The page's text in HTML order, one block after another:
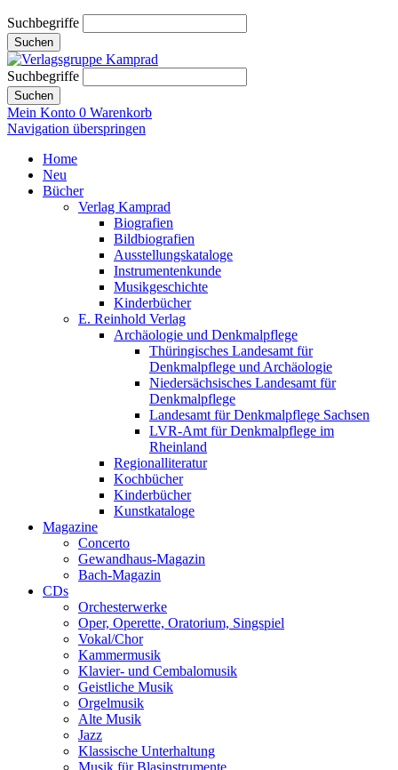
Suchbegriffe
Suchen
Suchbegriffe
Suchen
Mein Konto 0 Warenkorb
Navigation überspringen
Home
Neu
Bücher
Verlag Kamprad
Biografien
Bildbiografien
Ausstellungskataloge
Instrumentenkunde
Musikgeschichte
Kinderbücher
E. Reinhold Verlag
Archäologie und Denkmalpflege
Thüringisches Landesamt für
Denkmalpflege und Archäologie
Niedersächsisches Landesamt für
Denkmalpflege
Landesamt für Denkmalpflege Sachsen
LVR-Amt für Denkmalpflege im
Rheinland
Regionalliteratur
Kochbücher
Kinderbücher
Kunstkataloge
Magazine
Concerto
Gewandhaus-Magazin
Bach-Magazin
CDs
Orchesterwerke
Oper, Operette, Oratorium, Singspiel
Vokal/Chor
Kammermusik
Klavier- und Cembalomusik
Geistliche Musik
Orgelmusik
Alte Musik
Jazz
Klassische Unterhaltung
Musik für Blasinstrumente